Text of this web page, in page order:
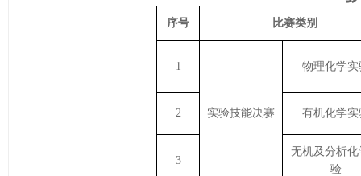
序号 比赛类别
1
实验技能决赛
物理化学实
2 有机化学实
3
无机及分析化
验